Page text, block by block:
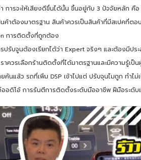
การจะให้เสียงดีขึ่นได้นั้น ขึ้นอยู่กับ 3 ปัจจัยหลัก คือ
ค้าต้องมาตรฐาน สินค้าควรเป็นสินค้าที่มีสเปคที่ตอ
การติดตั้งที่ถูกต้อง
รปรับจูนต้องเรียกได้ว่า Expert จริงๆ และต้องมีป
ราควรเลือกร้านติดตั้งที่ได้มาตรฐานและมีความรู้เ
คันแล้ว รถที่เพิ่ม DSP เข้าไปแต่ ปรับจุนไมถูก ทำ
อดิโอ้ การรันตีการติดตั้งระดับมืออาชีพ ฝีมือระดับ